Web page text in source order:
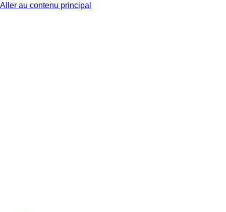
Aller au contenu principal